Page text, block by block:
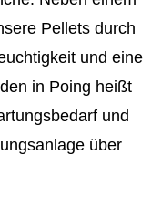
Pellets durch
und eine
in Poing heißt
und
über